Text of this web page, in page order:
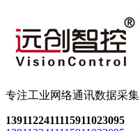
专注工业网络通讯数据采集
1391122411115911023095